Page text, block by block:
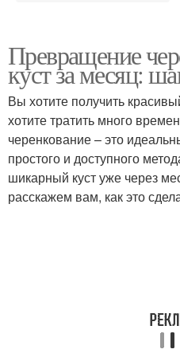
Превращение
куст за месяц:
Вы хотите получить
хотите тратить много
черенкование – это
простого и доступного
шикарный куст уже через
расскажем вам, как это